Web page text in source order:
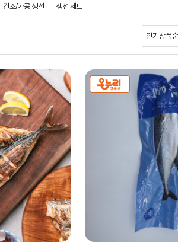
건조/가공 생선 생선 세트